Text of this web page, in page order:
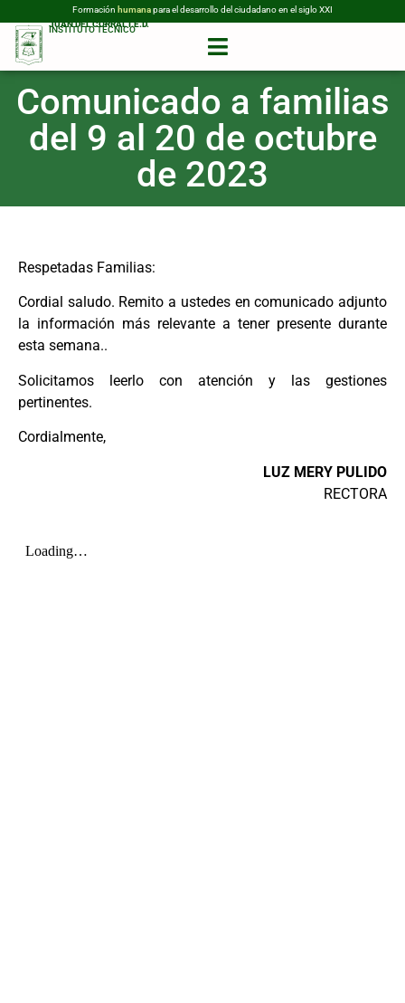
Formación humanapara el desarrollo del ciudadano en el siglo XXI
INSTITUTO TÉCNICO
JUAN DEL CORRAL I.E.D.
Comunicado a familias
del 9 al 20 de octubre
de 2023
Respetadas Familias:
Cordial saludo. Remito a ustedes en comunicado adjunto
la información más relevante a tener presente durante
esta semana..
Solicitamos leerlo con atención y las gestiones
pertinentes.
Cordialmente,
LUZ MERY PULIDO
RECTORA